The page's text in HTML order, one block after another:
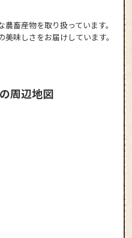
畜産物を取り扱っています。
味しさをお届けしています。
周辺地図